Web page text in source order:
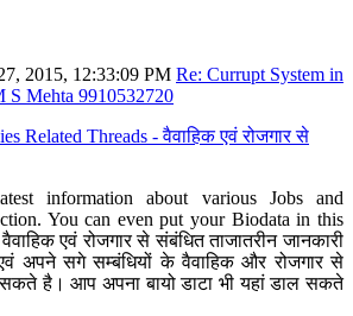
2015, 12:33:09 PM Re: Currupt System in
S Mehta 9910532720
Related Threads - वैवाहिक एवं रोजगार से
information about various Jobs and
You can even put your Biodata in this
एवं रोजगार से संबंधित ताजातरीन जानकारी
अपने सगे सम्बंधियों के वैवाहिक और रोजगार से
है। आप अपना बायो डाटा भी यहां डाल सकते